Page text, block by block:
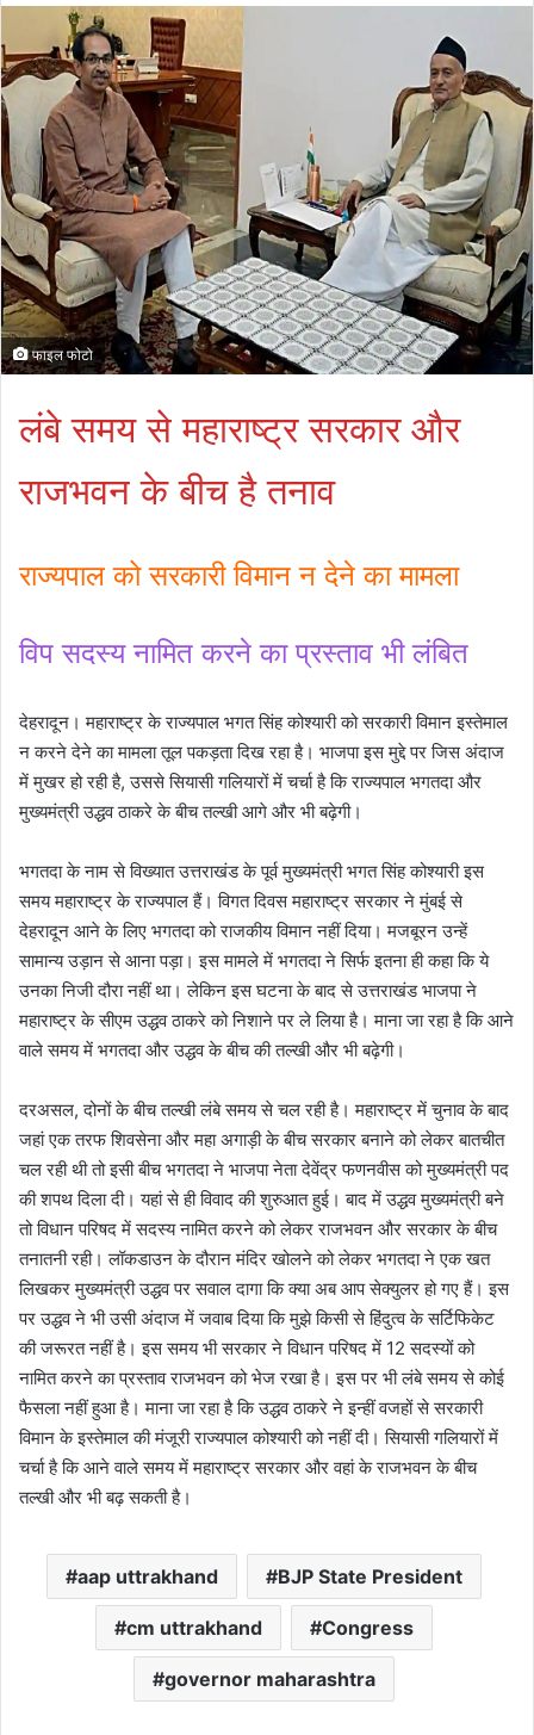
फाइल फोटो
लंबे समय से महाराष्ट्र सरकार और
राजभवन के बीच है तनाव
राज्यपाल को सरकारी विमान न देने का मामला
विप सदस्य नामित करने का प्रस्ताव भी लंबित
देहरादून। महाराष्ट्र के राज्यपाल भगत सिंह कोश्यारी को सरकारी विमान इस्तेमाल
न करने देने का मामला तूल पकड़ता दिख रहा है। भाजपा इस मुद्दे पर जिस अंदाज
में मुखर हो रही है, उससे सियासी गलियारों में चर्चा है कि राज्यपाल भगतदा और
मुख्यमंत्री उद्धव ठाकरे के बीच तल्खी आगे और भी बढ़ेगी।
भगतदा के नाम से विख्यात उत्तराखंड के पूर्व मुख्यमंत्री भगत सिंह कोश्यारी इस
समय महाराष्ट्र के राज्यपाल हैं। विगत दिवस महाराष्ट्र सरकार ने मुंबई से
देहरादून आने के लिए भगतदा को राजकीय विमान नहीं दिया। मजबूरन उन्हें
सामान्य उड़ान से आना पड़ा। इस मामले में भगतदा ने सिर्फ इतना ही कहा कि ये
उनका निजी दौरा नहीं था। लेकिन इस घटना के बाद से उत्तराखंड भाजपा ने
महाराष्ट्र के सीएम उद्धव ठाकरे को निशाने पर ले लिया है। माना जा रहा है कि आने
वाले समय में भगतदा और उद्धव के बीच की तल्खी और भी बढ़ेगी।
दरअसल, दोनों के बीच तल्खी लंबे समय से चल रही है। महाराष्ट्र में चुनाव के बाद
जहां एक तरफ शिवसेना और महा अगाड़ी के बीच सरकार बनाने को लेकर बातचीत
चल रही थी तो इसी बीच भगतदा ने भाजपा नेता देवेंद्र फणनवीस को मुख्यमंत्री पद
की शपथ दिला दी। यहां से ही विवाद की शुरुआत हुई। बाद में उद्धव मुख्यमंत्री बने
तो विधान परिषद में सदस्य नामित करने को लेकर राजभवन और सरकार के बीच
तनातनी रही। लॉकडाउन के दौरान मंदिर खोलने को लेकर भगतदा ने एक खत
लिखकर मुख्यमंत्री उद्धव पर सवाल दागा कि क्या अब आप सेक्युलर हो गए हैं। इस
पर उद्धव ने भी उसी अंदाज में जवाब दिया कि मुझे किसी से हिंदुत्व के सर्टिफिकेट
की जरूरत नहीं है। इस समय भी सरकार ने विधान परिषद में 12 सदस्यों को
नामित करने का प्रस्ताव राजभवन को भेज रखा है। इस पर भी लंबे समय से कोई
फैसला नहीं हुआ है। माना जा रहा है कि उद्धव ठाकरे ने इन्हीं वजहों से सरकारी
विमान के इस्तेमाल की मंजूरी राज्यपाल कोश्यारी को नहीं दी। सियासी गलियारों में
चर्चा है कि आने वाले समय में महाराष्ट्र सरकार और वहां के राजभवन के बीच
तल्खी और भी बढ़ सकती है।
aap uttrakhand BJP State President
cm uttrakhand Congress
governor maharashtra